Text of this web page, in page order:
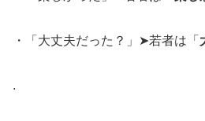
・「大丈夫だった？」➤若者は「
.